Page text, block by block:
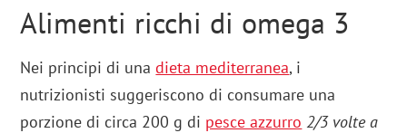
Alimenti ricchi di omega 3
Nei principi di unadieta mediterranea, i
nutrizionisti suggeriscono di consumare una
porzione di circa 200 g di pesce azzurro 2/3 volte a